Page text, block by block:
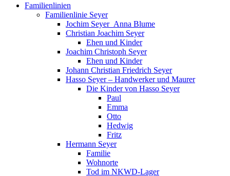
Familienlinien
Familienlinie Seyer
Jochim Seyer_Anna Blume
Christian Joachim Seyer
Ehen und Kinder
Joachim Christoph Seyer
Ehen und Kinder
Johann Christian Friedrich Seyer
Hasso Seyer – Handwerker und Maurer
Die Kinder von Hasso Seyer
Paul
Emma
Otto
Hedwig
Fritz
Hermann Seyer
Familie
Wohnorte
Tod im NKWD-Lager